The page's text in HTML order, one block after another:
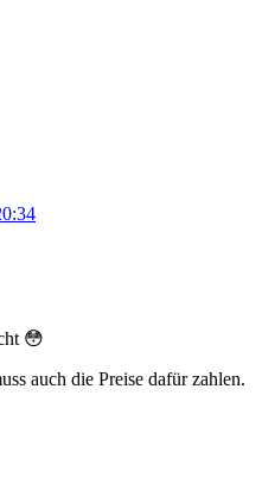
😳
auch die Preise dafür zahlen.